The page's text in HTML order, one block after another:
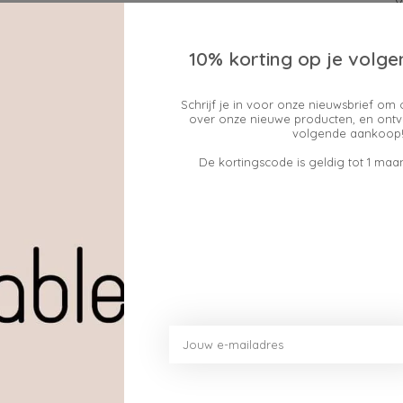
Geen producten
10% korting op je
Schrijf je in voor onze nieuwsbrief om
over onze nieuwe producten, en
volgende
De kortingscode is geldig tot 1